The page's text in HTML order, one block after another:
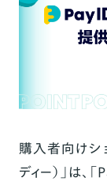
購入者向けシ
ディー）」は、